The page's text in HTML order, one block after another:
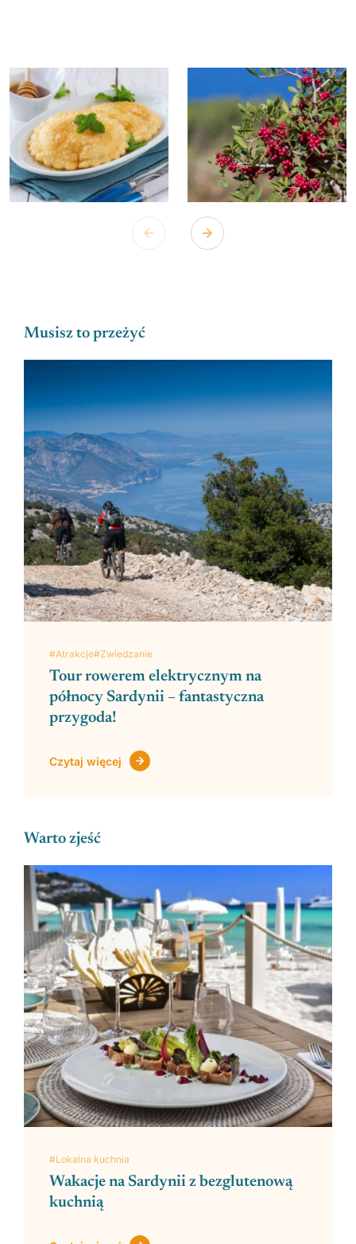
Musisz to przeżyć
#Atrakcje#Zwiedzanie
Tour rowerem elektrycznym na
północy Sardynii – fantastyczna
przygoda!
Czytaj więcej
Warto zjeść
#Lokalna kuchnia
Wakacje na Sardynii z bezglutenową
kuchnią